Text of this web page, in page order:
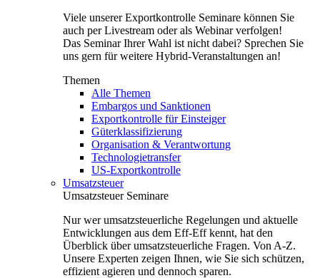
Viele unserer Exportkontrolle Seminare können Sie
auch per Livestream oder als Webinar verfolgen!
Das Seminar Ihrer Wahl ist nicht dabei? Sprechen Sie
uns gern für weitere Hybrid-Veranstaltungen an!
Themen
Alle Themen
Embargos und Sanktionen
Exportkontrolle für Einsteiger
Güterklassifizierung
Organisation & Verantwortung
Technologietransfer
US-Exportkontrolle
Umsatzsteuer
Umsatzsteuer Seminare
Nur wer umsatzsteuerliche Regelungen und aktuelle
Entwicklungen aus dem Eff-Eff kennt, hat den
Überblick über umsatzsteuerliche Fragen. Von A-Z.
Unsere Experten zeigen Ihnen, wie Sie sich schützen,
effizient agieren und dennoch sparen.